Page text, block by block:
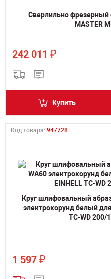
Сверлильно фрезерный
MASTER
242 011 ₽
Купить
Код товара: 947728
Круг шлифовальный
электрокорунд белый
TC-WD 200/
1 597 ₽